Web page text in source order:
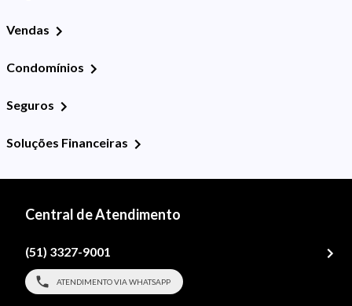
Vendas
Condomínios
Seguros
Soluções Financeiras
Central de Atendimento
(51) 3327-9001
ATENDIMENTO VIA WHATSAPP